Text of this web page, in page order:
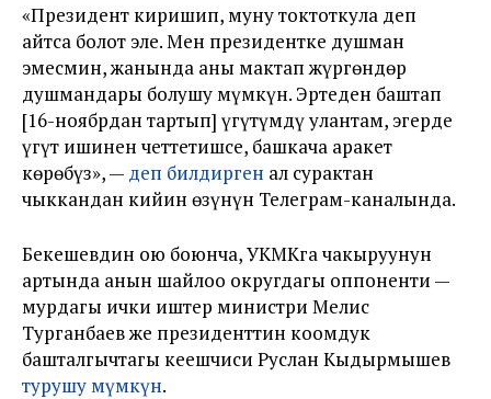
«Президент киришип, муну токтоткула деп
айтса болот эле. Мен президентке душман
эмесмин, жанында аны мактап жүргөндөр
душмандары болушу мүмкүн. Эртеңден баштап
[16-ноябрдан тартып] үгүтүмдү улантам, эгерде
үгүт ишинен четтетишсе, башкача аракет
көрөбүз», — деп билдирген ал сурактан
чыккандан кийин өзүнүн Телеграм-каналында.
Бекешевдин ою боюнча, УКМКга чакыруунун
артында анын шайлоо округдагы оппоненти —
мурдагы ички иштер министри Мелис
Турганбаев же президенттин коомдук
башталгычтагы кеңешчиси Руслан Кыдырмышев
турушу мүмкүн.